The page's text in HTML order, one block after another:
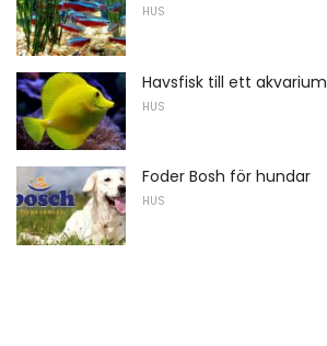
HUS
Havsfisk till ett akvarium
HUS
Foder Bosh för hundar
HUS